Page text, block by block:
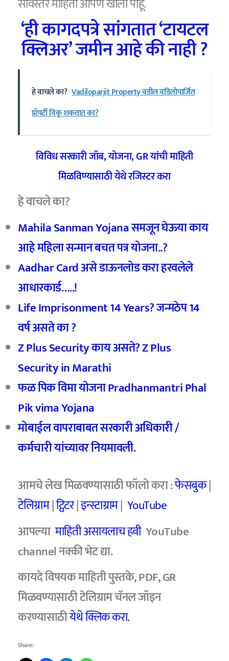
सविस्तर माहिती आपण खाली पाहू.
‘ही कागदपत्रे सांगतात ‘टायटल
क्लिअर’ जमीन आहे की नाही ?
हे वाचले का? Vadiloparjit Property वडील वडिलोपार्जित
प्रॉपर्टी विकू शकतात का?
विविध सरकारी जॉब, योजना, GR यांची माहिती
मिळविण्यासाठी येथे रजिस्टर करा
हे वाचले का?
Mahila Sanman Yojana समजून घेऊया काय
आहे महिला सन्मान बचत पत्र योजना..?
Aadhar Card असे डाऊनलोड करा हरवलेले
आधारकार्ड…..!
Life Imprisonment 14 Years? जन्मठेप 14
वर्ष असते का ?
Z Plus Security काय असते? Z Plus
Security in Marathi
फळ पिक विमा योजना Pradhanmantri Phal
Pik vima Yojana
मोबाईल वापराबाबत सरकारी अधिकारी /
कर्मचारी यांच्यावर नियमावली.
आमचे लेख मिळवण्यासाठी फॉलो करा :फेसबुक|
टेलिग्राम|ट्विटर|इन्स्टाग्राम| YouTube
आपल्यामाहिती असायलाच हवी YouTube
channel नक्की भेट द्या.
कायदे विषयक माहिती पुस्तके, PDF, GR
मिळवण्यासाठी टेलिग्राम चॅनल जॉइन
करण्यासाठीयेथे क्लिक करा.
Share: